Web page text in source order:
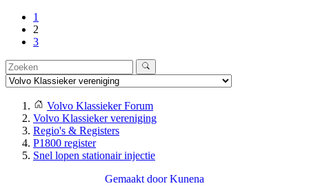
1
2
3
Volvo Klassieker Forum
Volvo Klassieker vereniging
Regio's & Registers
P1800 register
Snel lopen stationair injectie
Gemaakt doorKunena